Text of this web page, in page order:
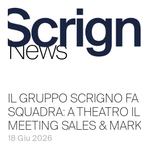
VaiNews
IL GRUPPO SCRIGNO FA
SQUADRA: A THEATRO
MEETING SALES &
18 Giu 2026